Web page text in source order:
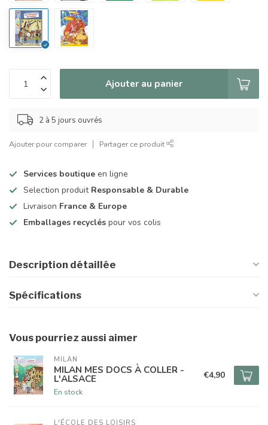
Ajouter au panier
2 à 5 jours ouvrés
Ajouter pour comparer Partager ce produit
Services boutique en ligne
Selection produit Responsable & Durable
Livraison France & Europe
Emballages recyclés pour vos colis
Description détaillée
Spécifications
Vous pourriez aussi aimer
MILAN
MILAN MES DOCS À COLLER -
L'ALSACE
En stock
€4,90
L'ÉCOLE DES LOISIRS